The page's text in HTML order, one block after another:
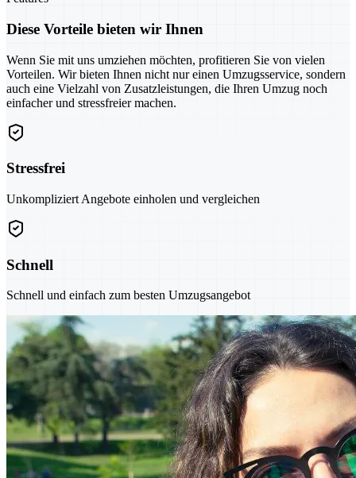
Diese Vorteile bieten wir Ihnen
Wenn Sie mit uns umziehen möchten, profitieren Sie von vielen
Vorteilen. Wir bieten Ihnen nicht nur einen Umzugsservice, sondern
auch eine Vielzahl von Zusatzleistungen, die Ihren Umzug noch
einfacher und stressfreier machen.
Stressfrei
Unkompliziert Angebote einholen und vergleichen
Schnell
Schnell und einfach zum besten Umzugsangebot